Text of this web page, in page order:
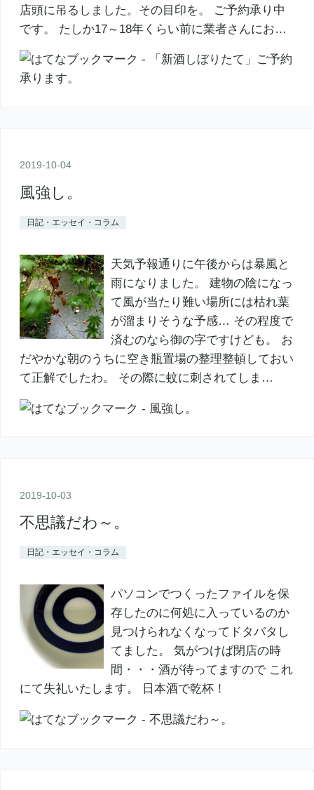
店頭に吊るしました。その目印を。 ご予約承り中
です。 たしか17～18年くらい前に業者さんにお…
2019-10-04
風強し。
日記・エッセイ・コラム
天気予報通りに午後からは暴風と
雨になりました。 建物の陰になっ
て風が当たり難い場所には枯れ葉
が溜まりそうな予感… その程度で
済むのなら御の字ですけども。 お
だやかな朝のうちに空き瓶置場の整理整頓しておい
て正解でしたわ。 その際に蚊に刺されてしま…
2019-10-03
不思議だわ～。
日記・エッセイ・コラム
パソコンでつくったファイルを保
存したのに何処に入っているのか
見つけられなくなってドタバタし
てました。 気がつけば閉店の時
間・・・酒が待ってますので これ
にて失礼いたします。 日本酒で乾杯！